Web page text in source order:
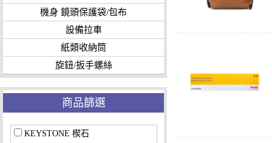
機身 鏡頭保護袋/包布
設備拉車
紙類收納筒
旋鈕/扳手螺絲
商品篩選
KEYSTONE 楔石